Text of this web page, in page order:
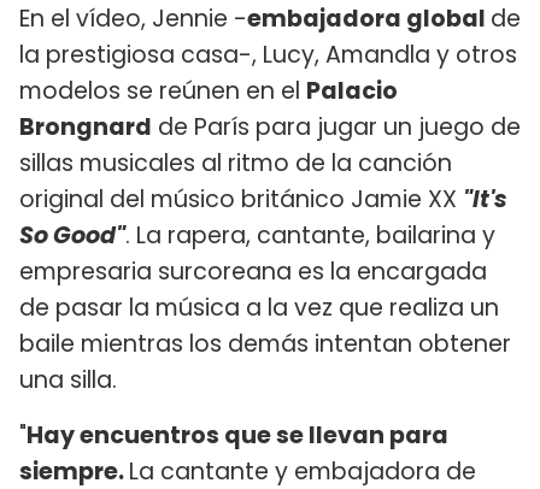
En el vídeo, Jennie -embajadora global de
la prestigiosa casa-, Lucy, Amandla y otros
modelos se reúnen en el Palacio
Brongnard de París para jugar un juego de
sillas musicales al ritmo de la canción
original del músico británico Jamie XX "It's
So Good". La rapera, cantante, bailarina y
empresaria surcoreana es la encargada
de pasar la música a la vez que realiza un
baile mientras los demás intentan obtener
una silla.
"Hay encuentros que se llevan para
siempre.La cantante y embajadora de